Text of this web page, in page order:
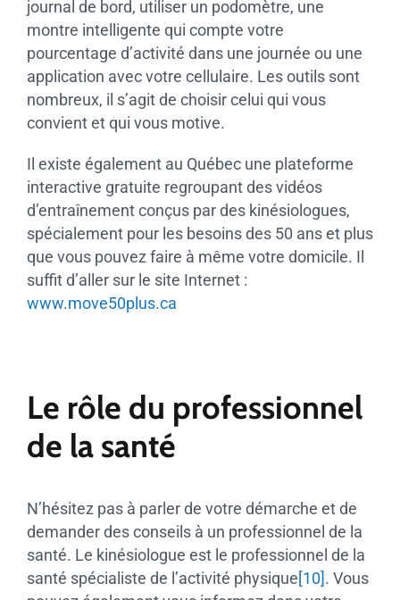
journal de bord, utiliser un podomètre, une
montre intelligente qui compte votre
pourcentage d’activité dans une journée ou une
application avec votre cellulaire. Les outils sont
nombreux, il s’agit de choisir celui qui vous
convient et qui vous motive.
Il existe également au Québec une plateforme
interactive gratuite regroupant des vidéos
d’entraînement conçus par des kinésiologues,
spécialement pour les besoins des 50 ans et plus
que vous pouvez faire à même votre domicile. Il
suffit d’aller sur le site Internet :
www.move50plus.ca
Le rôle du professionnel
de la santé
N’hésitez pas à parler de votre démarche et de
demander des conseils à un professionnel de la
santé. Le kinésiologue est le professionnel de la
santé spécialiste de l’activité physique[10]. Vous